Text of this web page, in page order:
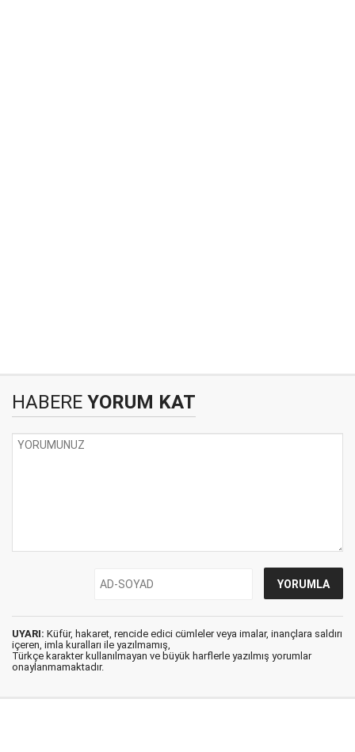
HABERE YORUM KAT
UYARI: Küfür, hakaret, rencide edici cümleler veya imalar, inançlara saldırı
içeren, imla kuralları ile yazılmamış,
Türkçe karakter kullanılmayan ve büyük harflerle yazılmış yorumlar
onaylanmamaktadır.